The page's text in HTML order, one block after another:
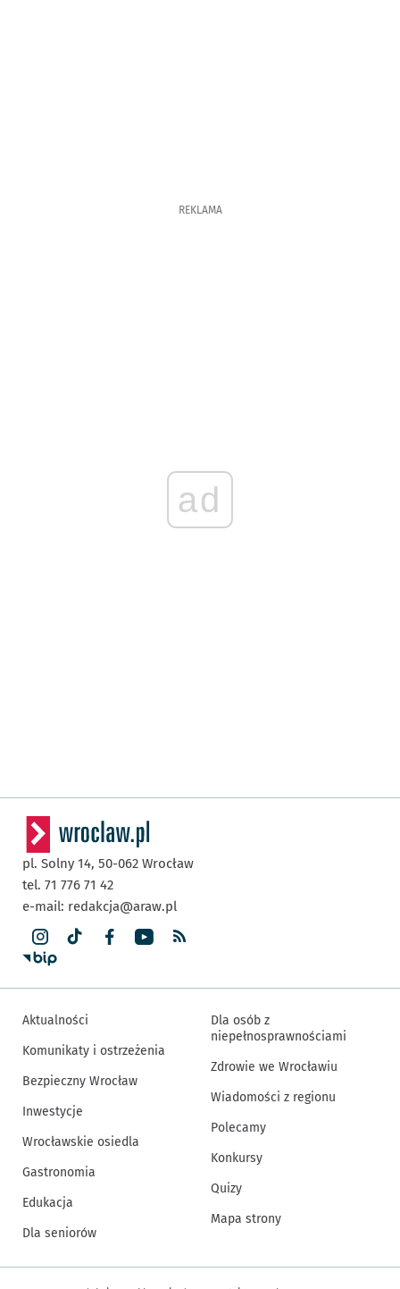
REKLAMA
ad
pl. Solny 14, 50-062 Wrocław
tel. 71 776 71 42
e-mail: redakcja@araw.pl
Aktualności
Komunikaty i ostrzeżenia
Bezpieczny Wrocław
Inwestycje
Wrocławskie osiedla
Gastronomia
Edukacja
Dla seniorów
Dla osób z
niepełnosprawnościami
Zdrowie we Wrocławiu
Wiadomości z regionu
Polecamy
Konkursy
Quizy
Mapa strony
Inne informacje